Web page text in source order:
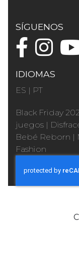
SÍGUENOS
IDIOMAS
ES | PT
Black Friday
juegos |
Bebé Reborn |
Fashion